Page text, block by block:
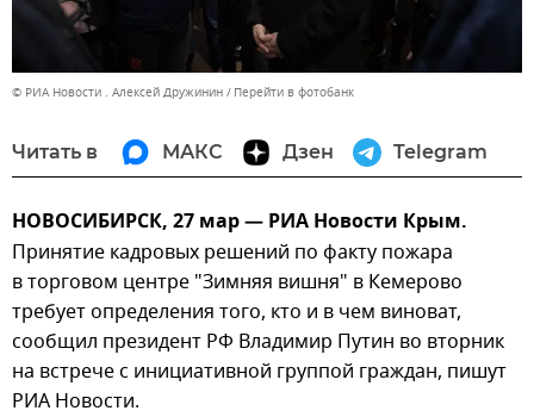
© РИА Новости . Алексей Дружинин Перейти в фотобанк
Читать в МАКС Дзен Telegram
НОВОСИБИРСК, 27 мар — РИА Новости Крым.
Принятие кадровых решений по факту пожара
в торговом центре "Зимняя вишня" в Кемерово
требует определения того, кто и в чем виноват,
сообщил президент РФ Владимир Путин во вторник
на встрече с инициативной группой граждан, пишут
РИА Новости.